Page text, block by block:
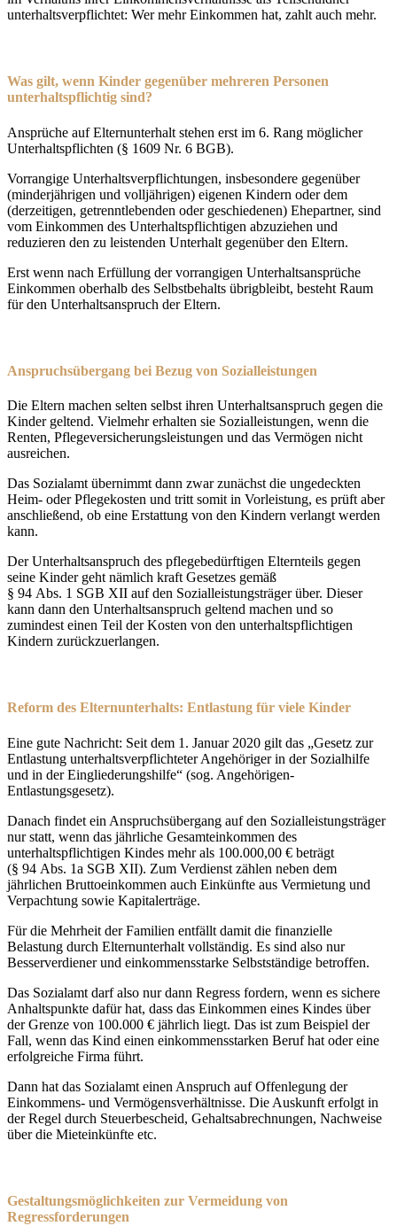
unterhaltsverpflichtet: Wer mehr Einkommen hat, zahlt auch mehr.
Was gilt, wenn Kinder gegenüber mehreren Personen
unterhaltspflichtig sind?
Ansprüche auf Elternunterhalt stehen erst im 6. Rang möglicher
Unterhaltspflichten (§ 1609 Nr. 6 BGB).
Vorrangige Unterhaltsverpflichtungen, insbesondere gegenüber
(minderjährigen und volljährigen) eigenen Kindern oder dem
(derzeitigen, getrenntlebenden oder geschiedenen) Ehepartner, sind
vom Einkommen des Unterhaltspflichtigen abzuziehen und
reduzieren den zu leistenden Unterhalt gegenüber den Eltern.
Erst wenn nach Erfüllung der vorrangigen Unterhaltsansprüche
Einkommen oberhalb des Selbstbehalts übrigbleibt, besteht Raum
für den Unterhaltsanspruch der Eltern.
Anspruchsübergang bei Bezug von Sozialleistungen
Die Eltern machen selten selbst ihren Unterhaltsanspruch gegen die
Kinder geltend. Vielmehr erhalten sie Sozialleistungen, wenn die
Renten, Pflegeversicherungsleistungen und das Vermögen nicht
ausreichen.
Das Sozialamt übernimmt dann zwar zunächst die ungedeckten
Heim- oder Pflegekosten und tritt somit in Vorleistung, es prüft aber
anschließend, ob eine Erstattung von den Kindern verlangt werden
kann.
Der Unterhaltsanspruch des pflegebedürftigen Elternteils gegen
seine Kinder geht nämlich kraft Gesetzes gemäß
§ 94 Abs. 1 SGB XII auf den Sozialleistungsträger über. Dieser
kann dann den Unterhaltsanspruch geltend machen und so
zumindest einen Teil der Kosten von den unterhaltspflichtigen
Kindern zurückzuerlangen.
Reform des Elternunterhalts: Entlastung für viele Kinder
Eine gute Nachricht: Seit dem 1. Januar 2020 gilt das „Gesetz zur
Entlastung unterhaltsverpflichteter Angehöriger in der Sozialhilfe
und in der Eingliederungshilfe“ (sog. Angehörigen-
Entlastungsgesetz).
Danach findet ein Anspruchsübergang auf den Sozialleistungsträger
nur statt, wenn das jährliche Gesamteinkommen des
unterhaltspflichtigen Kindes mehr als 100.000,00 € beträgt
(§ 94 Abs. 1a SGB XII). Zum Verdienst zählen neben dem
jährlichen Bruttoeinkommen auch Einkünfte aus Vermietung und
Verpachtung sowie Kapitalerträge.
Für die Mehrheit der Familien entfällt damit die finanzielle
Belastung durch Elternunterhalt vollständig. Es sind also nur
Besserverdiener und einkommensstarke Selbstständige betroffen.
Das Sozialamt darf also nur dann Regress fordern, wenn es sichere
Anhaltspunkte dafür hat, dass das Einkommen eines Kindes über
der Grenze von 100.000 € jährlich liegt. Das ist zum Beispiel der
Fall, wenn das Kind einen einkommensstarken Beruf hat oder eine
erfolgreiche Firma führt.
Dann hat das Sozialamt einen Anspruch auf Offenlegung der
Einkommens- und Vermögensverhältnisse. Die Auskunft erfolgt in
der Regel durch Steuerbescheid, Gehaltsabrechnungen, Nachweise
über die Mieteinkünfte etc.
Gestaltungsmöglichkeiten zur Vermeidung von
Regressforderungen